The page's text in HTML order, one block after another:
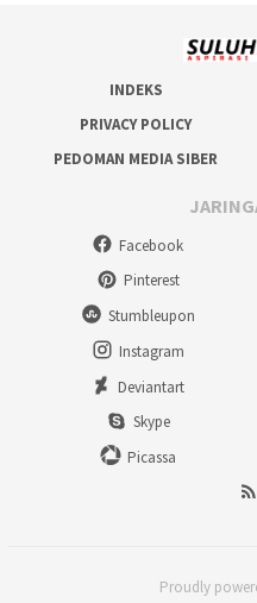
INDEKS
PRIVACY POLICY
PEDOMAN MEDIA SIBER
Facebook
Pinterest
Stumbleupon
Instagram
Deviantart
Skype
Picassa
Proudly